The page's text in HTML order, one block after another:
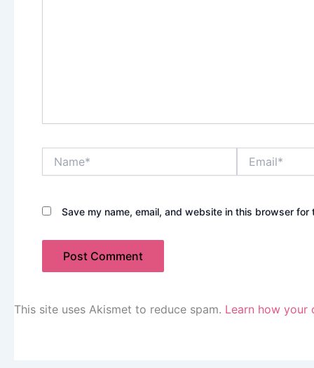
Save my name, email, and website in this browser for
This site uses Akismet to reduce spam. Learn how your